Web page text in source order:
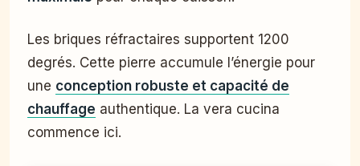
Les briques réfractaires supportent 1200
degrés. Cette pierre accumule l’énergie pour
une conception robuste et capacité de
chauffage authentique. La vera cucina
commence ici.